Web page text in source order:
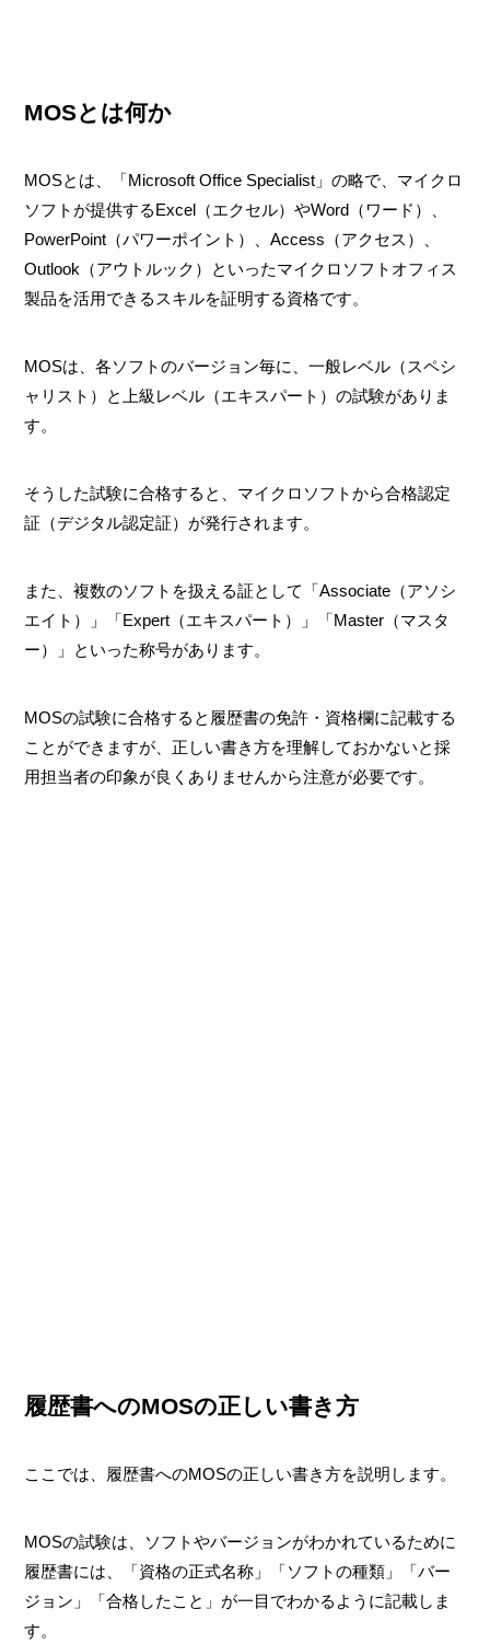
MOSとは何か
MOSとは、「Microsoft Office Specialist」の略で、マイクロ
ソフトが提供するExcel（エクセル）やWord（ワード）、
PowerPoint（パワーポイント）、Access（アクセス）、
Outlook（アウトルック）といったマイクロソフトオフィス
製品を活用できるスキルを証明する資格です。
MOSは、各ソフトのバージョン毎に、一般レベル（スペシ
ャリスト）と上級レベル（エキスパート）の試験がありま
す。
そうした試験に合格すると、マイクロソフトから合格認定
証（デジタル認定証）が発行されます。
また、複数のソフトを扱える証として「Associate（アソシ
エイト）」「Expert（エキスパート）」「Master（マスタ
ー）」といった称号があります。
MOSの試験に合格すると履歴書の免許・資格欄に記載する
ことができますが、正しい書き方を理解しておかないと採
用担当者の印象が良くありませんから注意が必要です。
履歴書へのMOSの正しい書き方
ここでは、履歴書へのMOSの正しい書き方を説明します。
MOSの試験は、ソフトやバージョンがわかれているために
履歴書には、「資格の正式名称」「ソフトの種類」「バー
ジョン」「合格したこと」が一目でわかるように記載しま
す。